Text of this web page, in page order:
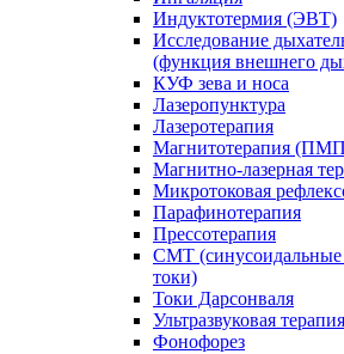
Индуктотермия (ЭВТ)
Исследование
(функция внешнего
КУФ зева и носа
Лазеропунктура
Лазеротерапия
Магнитотерапия
Магнитно-лазерная
Микротоковая
Парафинотерапия
Прессотерапия
СМТ
токи)
Токи Дарсонваля
Ультразвуковая терапия
Фонофорез